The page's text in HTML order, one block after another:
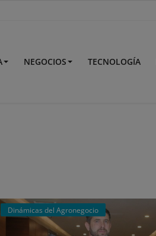
NEGOCIOS TECNOLOGÍA
Dinámicas del Agronegocio